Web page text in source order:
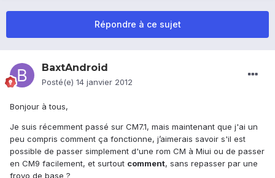
Répondre à ce sujet
BaxtAndroid
Posté(e) 14 janvier 2012
Bonjour à tous,
Je suis récemment passé sur CM7.1, mais maintenant que j'ai un
peu compris comment ça fonctionne, j’aimerais savoir s'il est
possible de passer simplement d'une rom CM à Miui ou de passer
en CM9 facilement, et surtout comment, sans repasser par une
froyo de base ?